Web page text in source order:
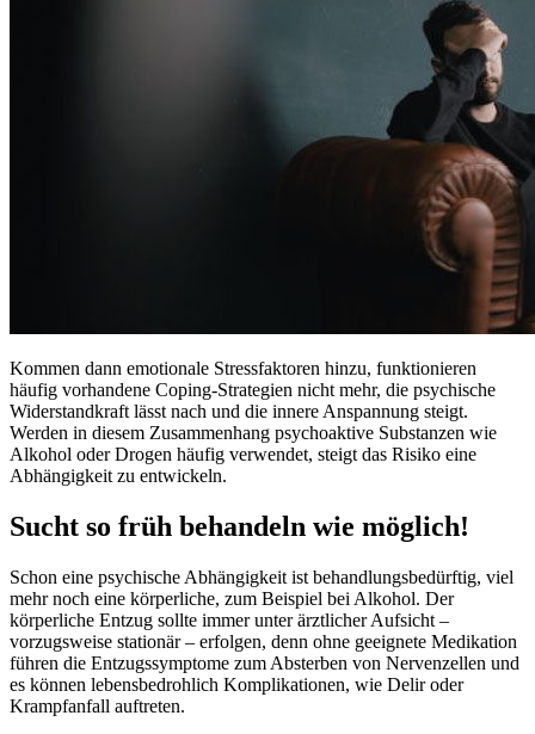
Kommen dann emotionale Stressfaktoren hinzu, funktionieren
häufig vorhandene Coping-Strategien nicht mehr, die psychische
Widerstandkraft lässt nach und die innere Anspannung steigt.
Werden in diesem Zusammenhang psychoaktive Substanzen wie
Alkohol oder Drogen häufig verwendet, steigt das Risiko eine
Abhängigkeit zu entwickeln.
Sucht so früh behandeln wie möglich!
Schon eine psychische Abhängigkeit ist behandlungsbedürftig, viel
mehr noch eine körperliche, zum Beispiel bei Alkohol. Der
körperliche Entzug sollte immer unter ärztlicher Aufsicht –
vorzugsweise stationär – erfolgen, denn ohne geeignete Medikation
führen die Entzugssymptome zum Absterben von Nervenzellen und
es können lebensbedrohlich Komplikationen, wie Delir oder
Krampfanfall auftreten.